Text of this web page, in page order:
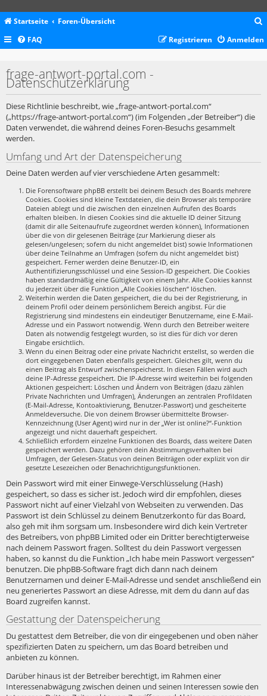
Startseite Foren-Übersicht
c
FAQ Anmelden
Registrieren
frage-antwort-portal.com -
Datenschutzerklärung
Diese Richtlinie beschreibt, wie „frage-antwort-portal.com“
(„https://frage-antwort-portal.com“) (im Folgenden „der Betreiber“) die
Daten verwendet, die während deines Foren-Besuchs gesammelt
werden.
Umfang und Art der Datenspeicherung
Deine Daten werden auf vier verschiedene Arten gesammelt:
Die Forensoftware phpBB erstellt bei deinem Besuch des Boards mehrere
Cookies. Cookies sind kleine Textdateien, die dein Browser als temporäre
Dateien ablegt und die zwischen den einzelnen Aufrufen des Boards
erhalten bleiben. In diesen Cookies sind die aktuelle ID deiner Sitzung
(damit dir alle Seitenaufrufe zugeordnet werden können), Informationen
über die von dir gelesenen Beiträge (zur Markierung dieser als
gelesen/ungelesen; sofern du nicht angemeldet bist) sowie Informationen
über deine Teilnahme an Umfragen (sofern du nicht angemeldet bist)
gespeichert. Ferner werden deine Benutzer-ID, ein
Authentifizierungsschlüssel und eine Session-ID gespeichert. Die Cookies
haben standardmäßig eine Gültigkeit von einem Jahr. Alle Cookies kannst
du jederzeit über die Funktion „Alle Cookies löschen“ löschen.
Weiterhin werden die Daten gespeichert, die du bei der Registrierung, in
deinem Profil oder deinem persönlichem Bereich angibst. Für die
Registrierung sind mindestens ein eindeutiger Benutzername, eine E-Mail-
Adresse und ein Passwort notwendig. Wenn durch den Betreiber weitere
Daten als notwendig festgelegt wurden, so ist dies für dich vor deren
Eingabe ersichtlich.
Wenn du einen Beitrag oder eine private Nachricht erstellst, so werden die
dort eingegebenen Daten ebenfalls gespeichert. Gleiches gilt, wenn du
einen Beitrag als Entwurf zwischenspeicherst. In diesen Fällen wird auch
deine IP-Adresse gespeichert. Die IP-Adresse wird weiterhin bei folgenden
Aktionen gespeichert: Löschen und Ändern von Beiträgen (dazu zählen
Private Nachrichten und Umfragen), Änderungen an zentralen Profildaten
(E-Mail-Adresse, Kontoaktivierung, Benutzer-Passwort) und gescheiterte
Anmeldeversuche. Die von deinem Browser übermittelte Browser-
Kennzeichnung (User Agent) wird nur in der „Wer ist online?“-Funktion
angezeigt und nicht dauerhaft gespeichert.
Schließlich erfordern einzelne Funktionen des Boards, dass weitere Daten
gespeichert werden. Dazu gehören dein Abstimmungsverhalten bei
Umfragen, der Gelesen-Status von deinen Beiträgen oder explizit von dir
gesetzte Lesezeichen oder Benachrichtigungsfunktionen.
Dein Passwort wird mit einer Einwege-Verschlüsselung (Hash)
gespeichert, so dass es sicher ist. Jedoch wird dir empfohlen, dieses
Passwort nicht auf einer Vielzahl von Webseiten zu verwenden. Das
Passwort ist dein Schlüssel zu deinem Benutzerkonto für das Board,
also geh mit ihm sorgsam um. Insbesondere wird dich kein Vertreter
des Betreibers, von phpBB Limited oder ein Dritter berechtigterweise
nach deinem Passwort fragen. Solltest du dein Passwort vergessen
haben, so kannst du die Funktion „Ich habe mein Passwort vergessen“
benutzen. Die phpBB-Software fragt dich dann nach deinem
Benutzernamen und deiner E-Mail-Adresse und sendet anschließend ein
neu generiertes Passwort an diese Adresse, mit dem du dann auf das
Board zugreifen kannst.
Gestattung der Datenspeicherung
Du gestattest dem Betreiber, die von dir eingegebenen und oben näher
spezifizierten Daten zu speichern, um das Board betreiben und
anbieten zu können.
Darüber hinaus ist der Betreiber berechtigt, im Rahmen einer
Interessenabwägung zwischen deinen und seinen Interessen sowie den